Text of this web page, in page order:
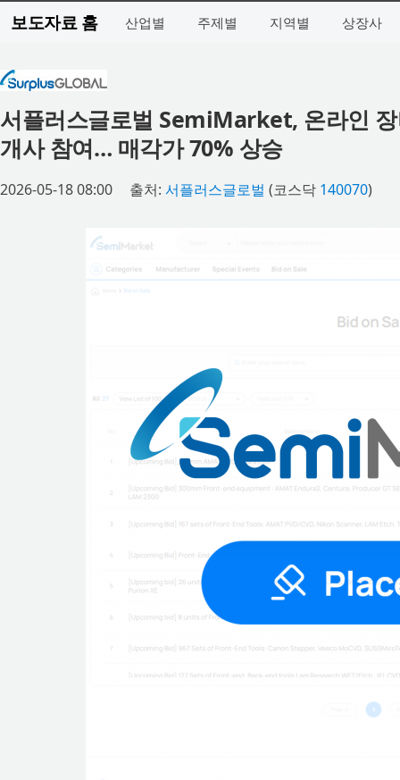
보도자료 홈 산업별 주제별 지역별 상장사
서플러스글로벌 SemiMarket, 온라인
개사 참여… 매각가 70% 상승
2026-05-18 08:00 출처: 서플러스글로벌 (코스닥 140070)